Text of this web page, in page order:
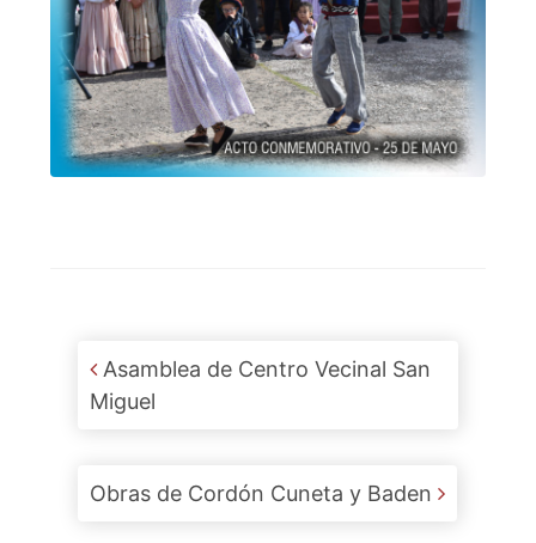
Post navigation
Asamblea de Centro Vecinal San
Miguel
Obras de Cordón Cuneta y Baden